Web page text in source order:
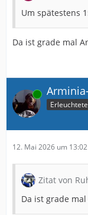
Um spätestens
Da ist grade mal
Online
12. Mai 2026 um 13:02
Zitat von
Da ist grade